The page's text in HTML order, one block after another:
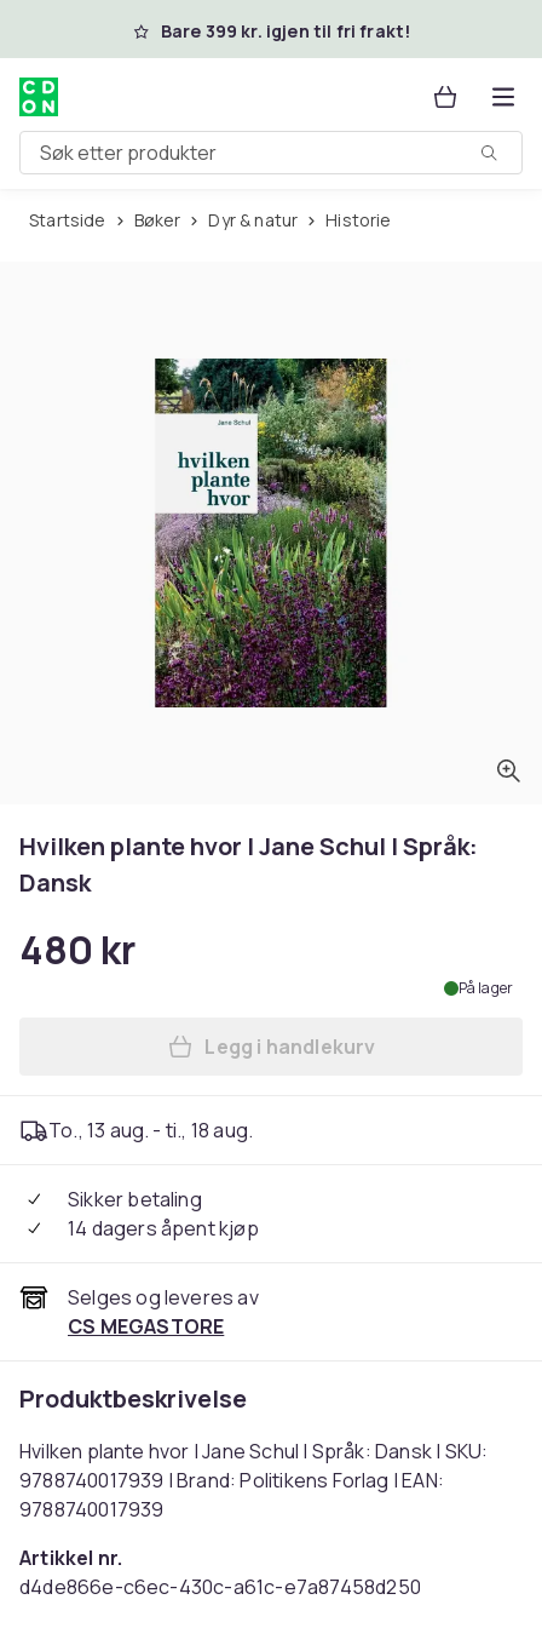
Hopp til hovedinnholdBare 399 kr. igjen til fri frakt!
Søk etter produkter
Startside Bøker Dyr & natur Historie
Hvilken plante hvor | Jane Schul | Språk:
Dansk
480 kr
På lager
Legg Hvilken plante hvor |
Legg i handlekurv
To., 13 aug. - ti., 18 aug.
Sikker betaling
14 dagers åpent kjøp
Selges og leveres av
CS MEGASTORE
Produktbeskrivelse
Hvilken plante hvor | Jane Schul | Språk: Dansk | SKU:
9788740017939 | Brand: Politikens Forlag | EAN:
9788740017939
Artikkel nr.
d4de866e-c6ec-430c-a61c-e7a87458d250